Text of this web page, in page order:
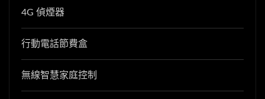
4G 偵煙器
行動電話節費盒
無線智慧家庭控制